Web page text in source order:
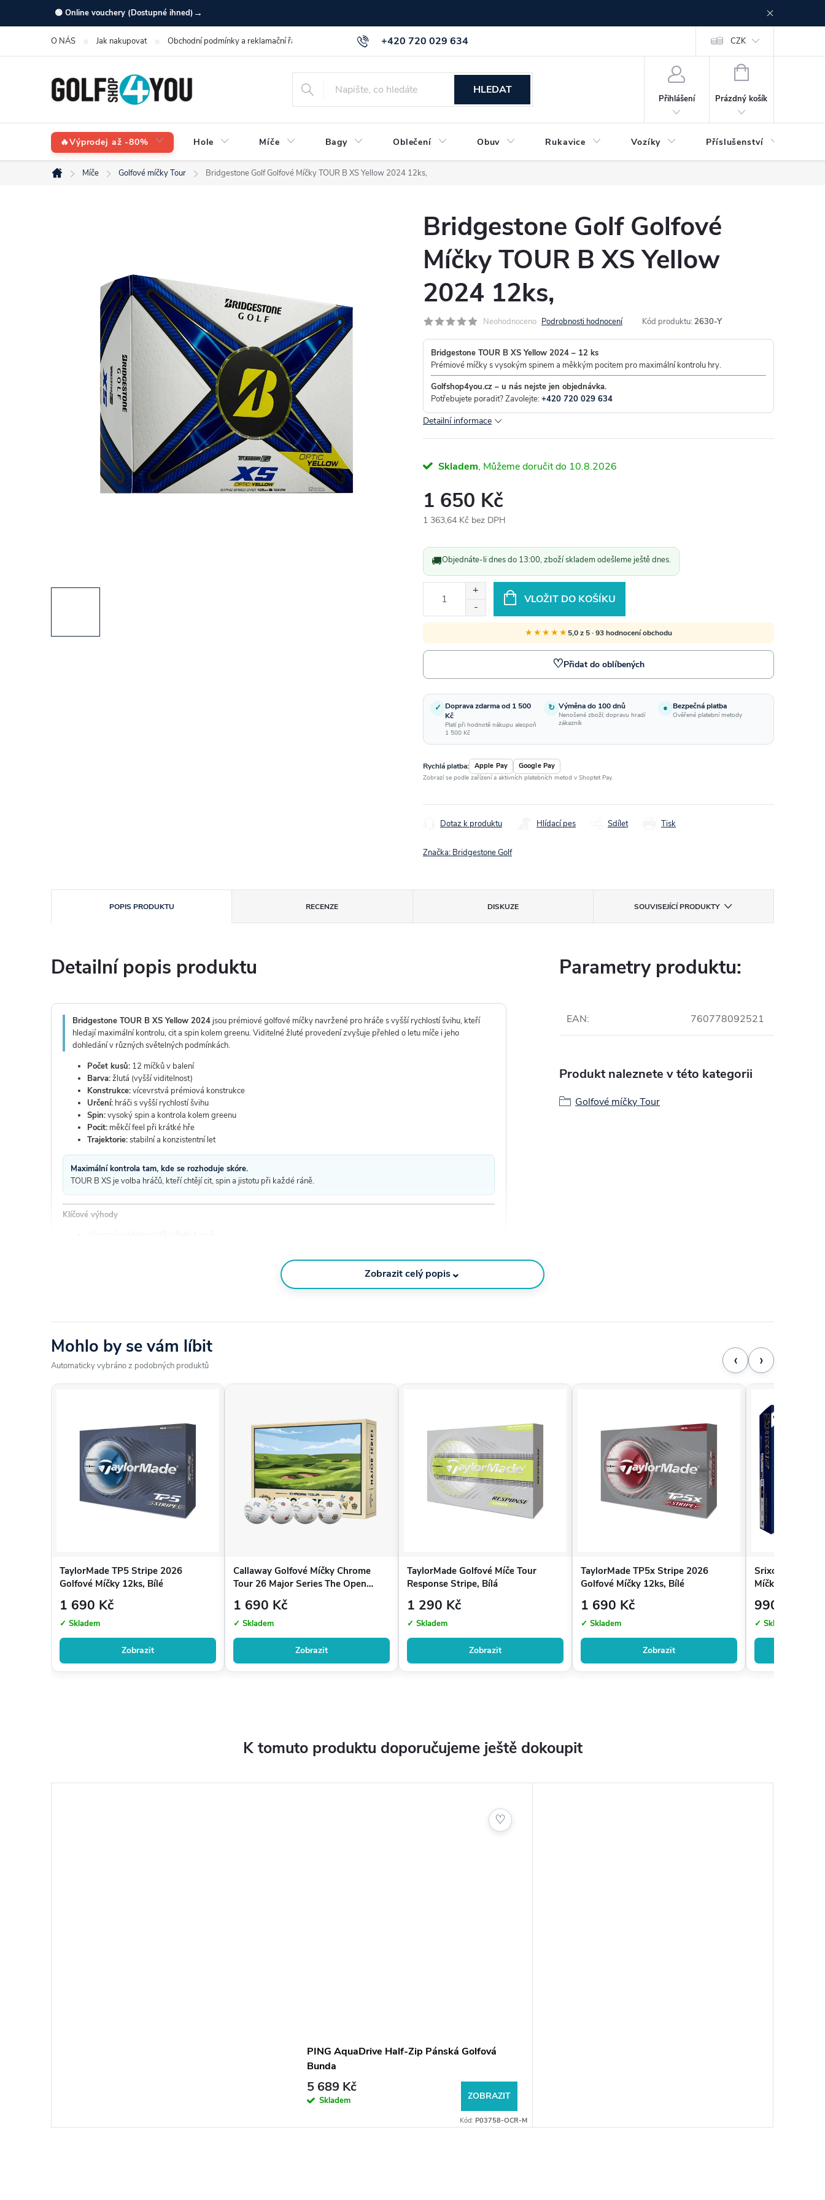
na
🟢 Online vouchery (Dostupné ihned) →
+420 720 029 634
O NÁS Jak nakupovat Obchodní podmínky a reklamační řád GDPR info a směrnice Kontakt CZK
HLEDAT
Přihlášení
NÁKUPNÍ
Prázdný košík
🔥Výprodej až -80% Hole Míče Bagy Oblečení Obuv Rukavice Vozíky Příslušenství
Domů
Míče Golfové míčky Tour Bridgestone Golf Golfové Míčky TOUR B XS Yellow 2024 12ks,
Bridgestone Golf Golfové
Míčky TOUR B XS Yellow
2024 12ks,
Neohodnoceno Podrobnosti hodnocení Kód produktu: 2630-Y
Bridgestone TOUR B XS Yellow 2024 – 12 ks
Prémiové míčky s vysokým spinem a měkkým pocitem pro maximální kontrolu hry.
Golfshop4you.cz – u nás nejste jen objednávka.
Potřebujete poradit? Zavolejte:+420 720 029 634
Detailní informace
Skladem 10.8.2026
1 650 Kč
1 363,64 Kč bez DPH
cena:
🚚Objednáte-li dnes do 13:00, zboží skladem odešleme ještě dnes.
VLOŽIT DO KOŠÍKU
★★★★★5,0 z 5 · 93 hodnocení obchodu
♡Přidat do oblíbených
✓ Doprava zdarma od 1 500
Kč
Platí při hodnotě nákupu alespoň
1 500 Kč
↻ Výměna do 100 dnů
Nenošené zboží; dopravu hradí
zákazník
● Bezpečná platba
Ověřené platební metody
Rychlá platba: Apple Pay Google Pay
Zobrazí se podle zařízení a aktivních platebních metod v Shoptet Pay.
Tisk
Dotaz k produktu Hlídací pes Sdílet
Značka: Bridgestone Golf
POPIS PRODUKTU RECENZE DISKUZE SOUVISEJÍCÍ PRODUKTY
Detailní popis produktu
Bridgestone TOUR B XS Yellow 2024jsou prémiové golfové míčky navržené pro hráče s vyšší rychlostí švihu, kteří
hledají maximální kontrolu, cit a spin kolem greenu. Viditelné žluté provedení zvyšuje přehled o letu míče i jeho
dohledání v různých světelných podmínkách.
Počet kusů: 12 míčků v balení
Barva:žlutá (vyšší viditelnost)
Konstrukce:vícevrstvá prémiová konstrukce
Určení: hráči s vyšší rychlostí švihu
Spin:vysoký spin a kontrola kolem greenu
Pocit: měkčí feel při krátké hře
Trajektorie:stabilní a konzistentní let
Maximální kontrola tam, kde se rozhoduje skóre.
TOUR B XS je volba hráčů, kteří chtějí cit, spin a jistotu při každé ráně.
Klíčové výhody
Snadná výměna nebo vrácení zboží
Ověřený specializovaný golfový prodejce
Parametry produktu:
EAN: 760778092521
Produkt naleznete v této kategorii
Golfové míčky Tour
Zobrazit celý popis⌄
Mohlo by se vám líbit
Automaticky vybráno z podobných produktů ‹ ›
TaylorMade TP5 Stripe 2026
Golfové Míčky 12ks, Bílé
1 690 Kč
✓ Skladem
Zobrazit
Callaway Golfové Míčky Chrome
Tour 26 Major Series The Open
1 690 Kč
✓ Skladem
Zobrazit
TaylorMade Golfové Míče Tour
Response Stripe, Bílá
1 290 Kč
✓ Skladem
Zobrazit
TaylorMade TP5x Stripe 2026
Golfové Míčky 12ks, Bílé
1 690 Kč
✓ Skladem
Zobrazit
Srixon Q-Star
Míčky 12ks,
990 Kč
✓ Skladem
K tomuto produktu doporučujeme ještě dokoupit
PING AquaDrive Half-Zip Pánská Golfová
Bunda
5 689 Kč
Skladem ZOBRAZIT
Kód: P03758-OCR-M
♡